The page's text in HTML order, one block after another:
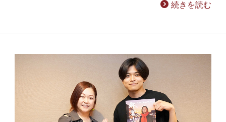
続きを読む